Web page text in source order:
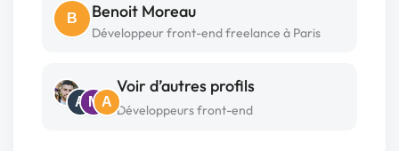
B Benoit Moreau
Développeur front-end freelance à Paris
A M A
Voir d’autres profils
Développeurs front-end